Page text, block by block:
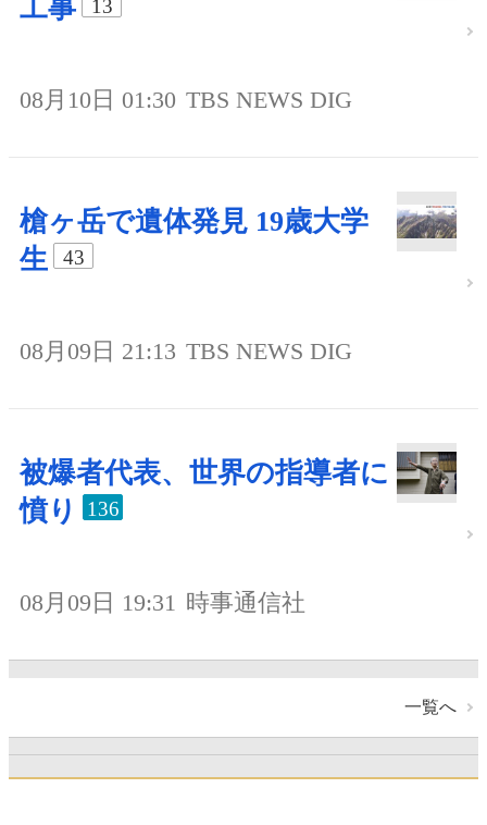
工事
13
08月10日 01:30 TBS NEWS DIG
槍ヶ岳で遺体発見 19歳大学
生
43
08月09日 21:13 TBS NEWS DIG
被爆者代表、世界の指導者に
憤り
136
08月09日 19:31 時事通信社
一覧へ